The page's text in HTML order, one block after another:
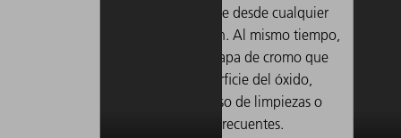
material y legible desde cualquier
ángulo de visión. Al mismo tiempo,
se conserva la capa de cromo que
protege la superficie del óxido,
incluso en el caso de limpiezas o
desinfecciones frecuentes.